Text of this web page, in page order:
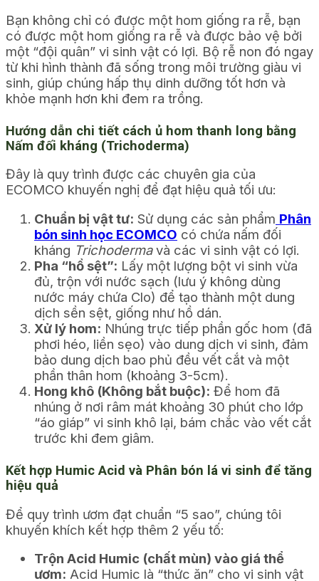
Bạn không chỉ có được một hom giống ra rễ, bạn
có được một hom giống ra rễ và được bảo vệ bởi
một “đội quân” vi sinh vật có lợi. Bộ rễ non đó ngay
từ khi hình thành đã sống trong môi trường giàu vi
sinh, giúp chúng hấp thụ dinh dưỡng tốt hơn và
khỏe mạnh hơn khi đem ra trồng.
Hướng dẫn chi tiết cách ủ hom thanh long bằng
Nấm đối kháng (Trichoderma)
Đây là quy trình được các chuyên gia của
ECOMCO khuyến nghị để đạt hiệu quả tối ưu:
Chuẩn bị vật tư: Sử dụng các sản phẩm Phân
bón sinh học ECOMCO có chứa nấm đối
kháng Trichodermavà các vi sinh vật có lợi.
Pha “hồ sệt”: Lấy một lượng bột vi sinh vừa
đủ, trộn với nước sạch (lưu ý không dùng
nước máy chứa Clo) để tạo thành một dung
dịch sền sệt, giống như hồ dán.
Xử lý hom: Nhúng trực tiếp phần gốc hom (đã
phơi héo, liền sẹo) vào dung dịch vi sinh, đảm
bảo dung dịch bao phủ đều vết cắt và một
phần thân hom (khoảng 3-5cm).
Hong khô (Không bắt buộc): Để hom đã
nhúng ở nơi râm mát khoảng 30 phút cho lớp
“áo giáp” vi sinh khô lại, bám chắc vào vết cắt
trước khi đem giâm.
Kết hợp Humic Acid và Phân bón lá vi sinh để tăng
hiệu quả
Để quy trình ươm đạt chuẩn “5 sao”, chúng tôi
khuyến khích kết hợp thêm 2 yếu tố:
Trộn Acid Humic (chất mùn) vào giá thể
ươm: Acid Humic là “thức ăn” cho vi sinh vật